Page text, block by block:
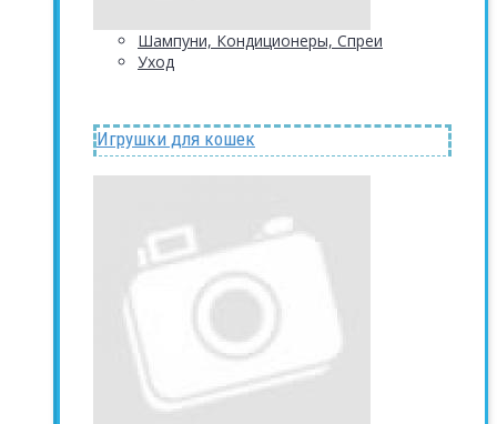
Шампуни, Кондиционеры, Спреи
Уход
Игрушки для кошек